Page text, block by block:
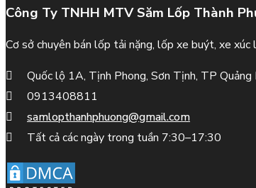
Công Ty TNHH MTV Săm Lốp Thành
Cơ sở chuyên bán lốp tải nặng, lốp xe buýt, xe xúc
Quốc lộ 1A, Tịnh Phong, Sơn Tịnh, TP Quảng
0913408811
samlopthanhphuong@gmail.com
Tất cả các ngày trong tuần 7:30–17:30